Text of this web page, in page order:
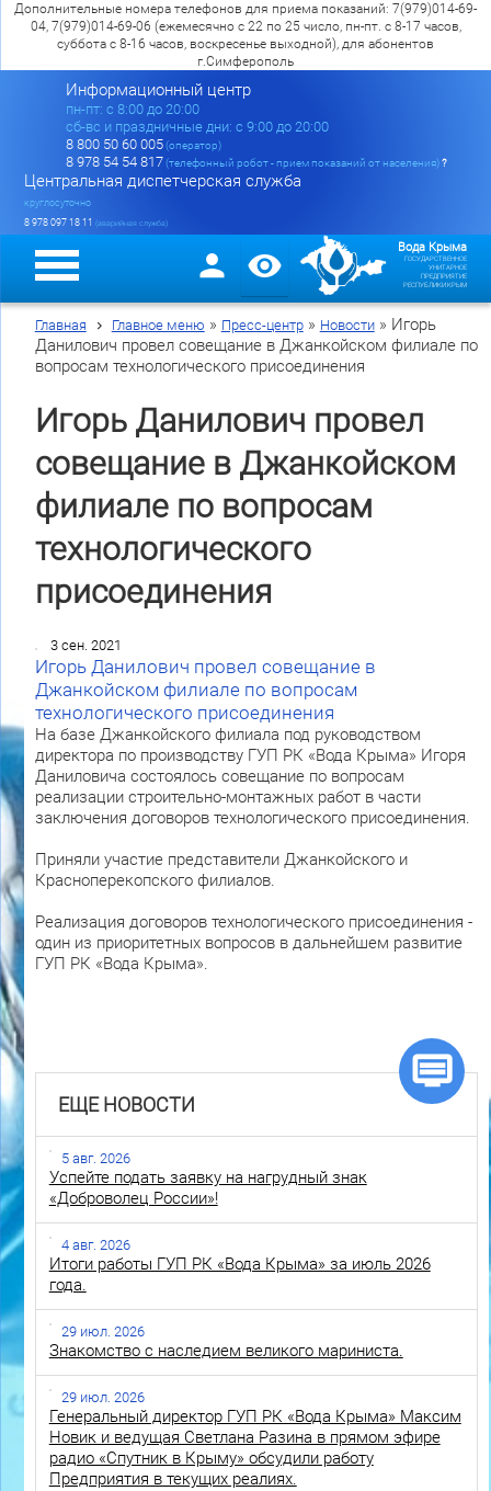
Дополнительные номера телефонов для приема показаний: 7(979)014-69-
04, 7(979)014-69-06 (ежемесячно с 22 по 25 число, пн-пт. с 8-17 часов,
суббота с 8-16 часов, воскресенье выходной), для абонентов
г.Симферополь
Информационный центр
пн-пт: c 8:00 до 20:00
сб-вс и праздничные дни: с 9:00 до 20:00
8 800 50 60 005(оператор)
8 978 54 54 817(телефонный робот - прием показаний от населения)?
Центральная диспетчерская служба
круглосуточно
8 978 097 18 11 (аварийная служба)
Вода Крыма
ГОСУДАРСТВЕННОЕ
УНИТАРНОЕ
ПРЕДПРИЯТИЕ
РЕСПУБЛИКИ КРЫМ
Главная Главное меню » Пресс-центр» Новости» Игорь
Данилович провел совещание в Джанкойском филиале по
вопросам технологического присоединения
Игорь Данилович провел
совещание в Джанкойском
филиале по вопросам
технологического
присоединения
3 сен. 2021
Игорь Данилович провел совещание в
Джанкойском филиале по вопросам
технологического присоединения
На базе Джанкойского филиала под руководством
директора по производству ГУП РК «Вода Крыма» Игоря
Даниловича состоялось совещание по вопросам
реализации строительно-монтажных работ в части
заключения договоров технологического присоединения.
Приняли участие представители Джанкойского и
Красноперекопского филиалов.
Реализация договоров технологического присоединения -
один из приоритетных вопросов в дальнейшем развитие
ГУП РК «Вода Крыма».
ЕЩЕ НОВОСТИ
5 авг. 2026
Успейте подать заявку на нагрудный знак
«Доброволец России»!
4 авг. 2026
Итоги работы ГУП РК «Вода Крыма» за июль 2026
года.
29 июл. 2026
Знакомство с наследием великого мариниста.
29 июл. 2026
Генеральный директор ГУП РК «Вода Крыма» Максим
Новик и ведущая Светлана Разина в прямом эфире
радио «Спутник в Крыму» обсудили работу
Предприятия в текущих реалиях.